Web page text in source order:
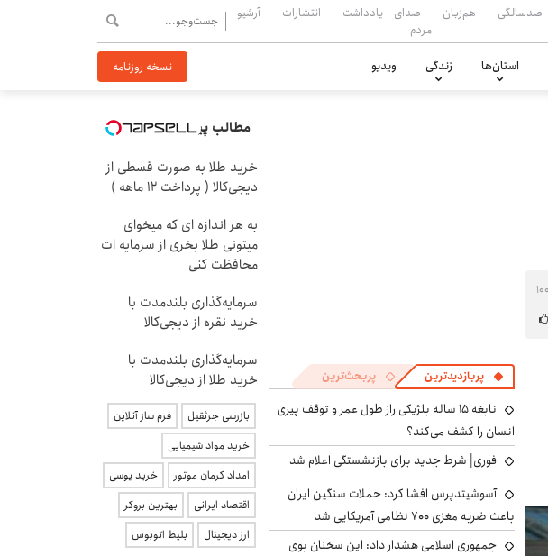
صدسالگی هم‌زبان
صدای
مردم
یادداشت انتشارات آرشیو
استان‌ها زندگی ویدیو نسخه روزنامه
پربازدیدترین پربحث‌ترین
نابغه ۱۵ ساله بلژیکی راز طول عمر و توقف پیری
انسان را کشف می‌کند؟
فوری| شرط جدید برای بازنشستگی اعلام شد
آسوشیتدپرس افشا کرد: حملات سنگین ایران
باعث ضربه مغزی ۷۰۰ نظامی آمریکایی شد
جمهوری اسلامی هشدار داد: این سخنان بوی
مطالب پیشنهادی
خرید طلا به صورت قسطی از
دیجی‌کالا ( پرداخت 12 ماهه )
به هر اندازه ای که میخوای
میتونی طلا بخری از سرمایه ات
محافظت کنی
سرمایه‌گذاری بلندمدت با
خرید نقره از دیجی‌کالا
سرمایه‌گذاری بلندمدت با
خرید طلا از دیجی‌کالا
بازرسی جرثقیل
فرم ساز آنلاین
خرید مواد شیمیایی
امداد کرمان موتور
خرید یوسی
اقتصاد ایرانی
بهترین بروکر
ارز دیجیتال
بلیط اتوبوس